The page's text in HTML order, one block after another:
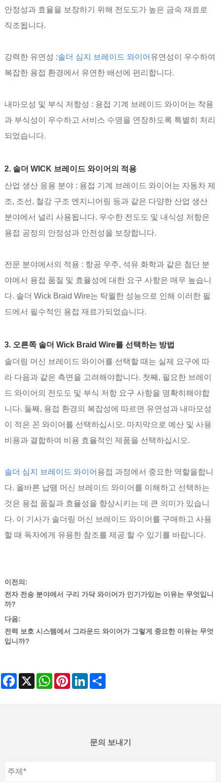
안정성과 효율을 보장하기 위해 전도도가 높은 금속 재료로
직조됩니다.
강력한 유연성 :솔더 심지 브레이드 와이어 유연성이 우수하여
복잡한 용접 환경에서 유연한 배선에 편리합니다.
내마모성 및 부식 저항성 : 용접 기계 브레이드 와이어는 착용
과 부식성이 우수하고 서비스 수명을 연장하도록 특별히 처리
되었습니다.
2. 솔더 WICK 브레이드 와이어의 적용
산업 생산 응용 분야 : 용접 기계 브레이드 와이어는 자동차 제
조, 조선, 철강 구조 엔지니어링 등과 같은 다양한 산업 생산
분야에서 널리 사용됩니다. 우수한 전도도 및 내식성 저항은
용접 공정의 안정성과 안전성을 보장합니다.
전문 분야에서의 적용 : 항공 우주, 석유 화학과 같은 첨단 분
야에서 용접 품질 및 효율성에 대한 요구 사항은 매우 높습니
다. 솔더 Wick Braid Wire는 탁월한 성능으로 인해 이러한 필
드에서 필수적인 용접 재료가되었습니다.
3. 오른쪽 솔더 Wick Braid Wire를 선택하는 방법
솔더링 머신 브레이드 와이어를 선택할 때는 실제 요구에 따
라 다음과 같은 측면을 고려해야합니다. 첫째, 필요한 브레이
드 와이어의 전도도 및 부식 저항 요구 사항을 명확히해야합
니다. 둘째, 용접 환경의 복잡성에 따르면 유연성과 내마모성
이 적은 꼰 와이어를 선택하십시오. 마지막으로 예산 및 사용
비용과 결합하여 비용 효율적인 제품을 선택하십시오.
솔더 심지 브레이드 와이어 용접 과정에서 중요한 역할을합니
다. 올바른 납땜 머신 브레이드 와이어를 이해하고 선택하는
것은 용접 품질과 효율성을 향상시키는 데 큰 의미가 있습니
다. 이 기사가 솔더링 머신 브레이드 와이어를 구매하고 사용
할 때 독자에게 유용한 참조를 제공 할 수 있기를 바랍니다.
이전의:
전자 전송 분야에서 구리 가닥 와이어가 인기가있는 이유는 무엇입니
까?
다음:
전력 보호 시스템에서 그라운드 와이어가 그렇게 중요한 이유는 무엇
입니까?
Facebook
X WhatsAppPinterestLinkedIn
문의 보내기